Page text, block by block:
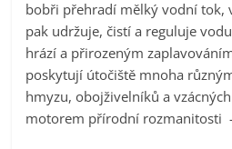
bobři přehradí mělký vodní tok,
pak udržuje, čistí a reguluje
hrází a přirozeným
poskytují útočiště mnoha
hmyzu, obojživelníků a
motorem přírodní rozmanitosti